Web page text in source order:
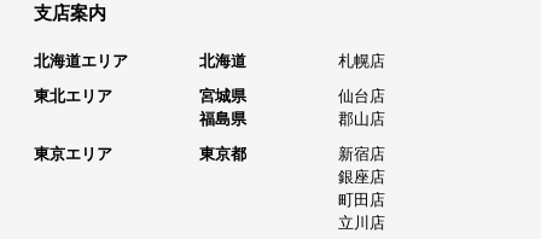
支店案内
北海道エリア 北海道
札幌店
東北エリア
宮城県
仙台店
福島県
郡山店
東京エリア
東京都
新宿店
銀座店
町田店
立川店